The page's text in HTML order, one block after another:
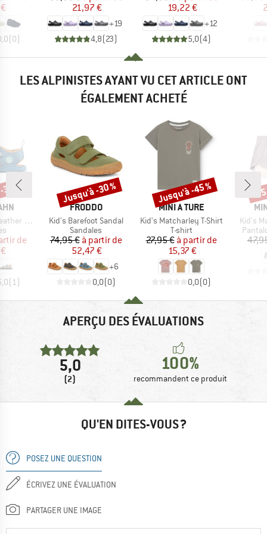
(0)
21,97 €
+19
4,8(23)
19,22 €
+12
5,0(4)
LES ALPINISTES AYANT VU CET ARTICLE ONT
ÉGALEMENT ACHETÉ
Airy
réduit
de
(1 )
%
MARQUE
FRODDO
Article
Kid's Barefoot Sandal
Product group
Sandales
Prix
74,95 € Prix réduit
à partir de
52,47 €
+6
0,0(0)
Remise
Jusqu'à -30 %
MARQUE
MINI A TURE
Article
Kid's Matcharley T-Shirt
Product group
T-shirt
Prix
27,95 € Prix réduit
à partir de
15,37 €
0,0(0)
Remise
Jusqu'à -45 %
Article
Kid's
-
APERÇU DES ÉVALUATIONS
5,0
(2)
100%
recommandent ce produit
QU'EN DITES-VOUS ?
POSEZ UNE QUESTION
ÉCRIVEZ UNE ÉVALUATION
PARTAGER UNE IMAGE